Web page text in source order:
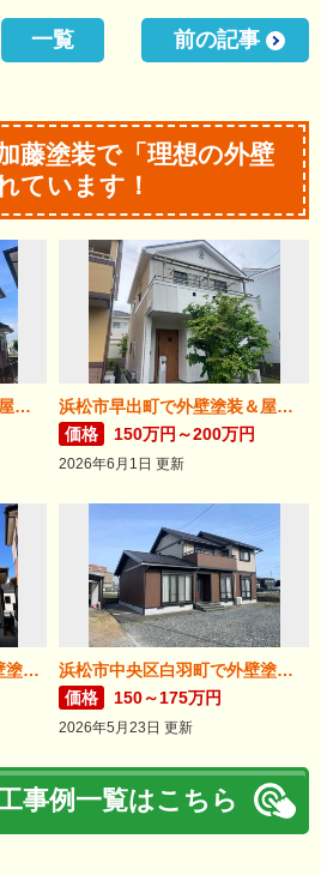
一覧 前の記事
藤塗装で「理想の外壁
ています！
浜松市若林町で外壁塗装＆屋根リフォームが完成！
浜松市早出町で外壁塗装＆屋根カバー工法が完成！
価格
150万円～200万円
2026年6月1日 更新
浜松市遠州浜のOBさま外壁塗装が完了しました。
浜松市中央区白羽町で外壁塗装完成。
価格
150～175万円
2026年5月23日 更新
事例一覧はこちら